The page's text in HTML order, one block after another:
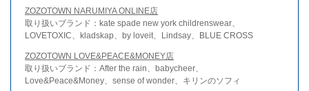
ZOZOTOWN NARUMIYA ONLINE店
取り扱いブランド：kate spade new york childrenswear、
LOVETOXIC、kladskap、by loveit、Lindsay、BLUE CROSS
ZOZOTOWN LOVE&PEACE&MONEY店
取り扱いブランド：After the rain、babycheer、
Love&Peace&Money、sense of wonder、キリンのソフィ